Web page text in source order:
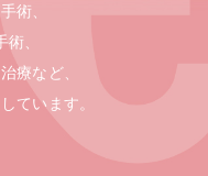
術、
、
療など、
ています。